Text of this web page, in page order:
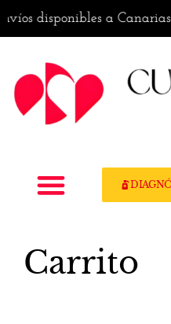
disponibles a Canarias
Carrito